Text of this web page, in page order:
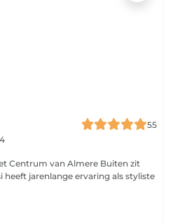
55
heeft jarenlange ervaring als styliste